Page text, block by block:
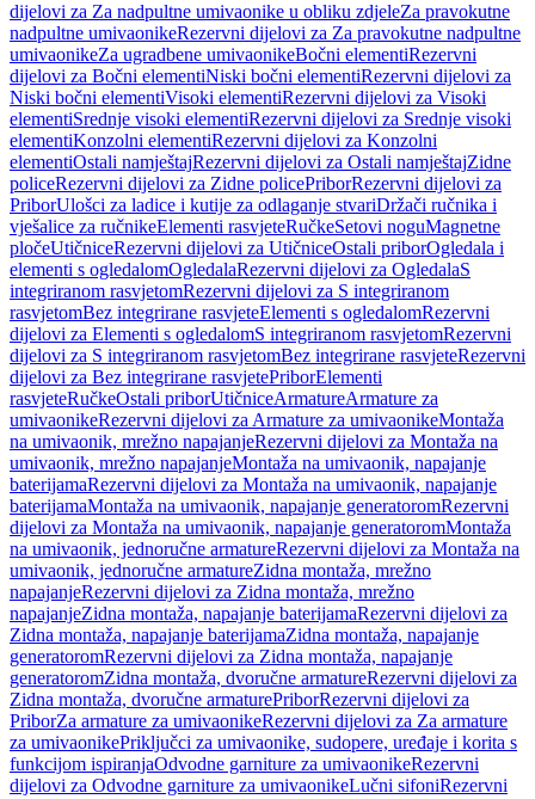
dijelovi za Za nadpultne umivaonike u obliku zdjeleZa pravokutne
nadpultne umivaonikeRezervni dijelovi za Za pravokutne nadpultne
umivaonikeZa ugradbene umivaonikeBočni elementiRezervni
dijelovi za Bočni elementiNiski bočni elementiRezervni dijelovi za
Niski bočni elementiVisoki elementiRezervni dijelovi za Visoki
elementiSrednje visoki elementiRezervni dijelovi za Srednje visoki
elementiKonzolni elementiRezervni dijelovi za Konzolni
elementiOstali namještajRezervni dijelovi za Ostali namještajZidne
policeRezervni dijelovi za Zidne policePriborRezervni dijelovi za
PriborUlošci za ladice i kutije za odlaganje stvariDržači ručnika i
vješalice za ručnikeElementi rasvjeteRučkeSetovi noguMagnetne
pločeUtičniceRezervni dijelovi za UtičniceOstali priborOgledala i
elementi s ogledalomOgledalaRezervni dijelovi za OgledalaS
integriranom rasvjetomRezervni dijelovi za S integriranom
rasvjetomBez integrirane rasvjeteElementi s ogledalomRezervni
dijelovi za Elementi s ogledalomS integriranom rasvjetomRezervni
dijelovi za S integriranom rasvjetomBez integrirane rasvjeteRezervni
dijelovi za Bez integrirane rasvjetePriborElementi
rasvjeteRučkeOstali priborUtičniceArmatureArmature za
umivaonikeRezervni dijelovi za Armature za umivaonikeMontaža
na umivaonik, mrežno napajanjeRezervni dijelovi za Montaža na
umivaonik, mrežno napajanjeMontaža na umivaonik, napajanje
baterijamaRezervni dijelovi za Montaža na umivaonik, napajanje
baterijamaMontaža na umivaonik, napajanje generatoromRezervni
dijelovi za Montaža na umivaonik, napajanje generatoromMontaža
na umivaonik, jednoručne armatureRezervni dijelovi za Montaža na
umivaonik, jednoručne armatureZidna montaža, mrežno
napajanjeRezervni dijelovi za Zidna montaža, mrežno
napajanjeZidna montaža, napajanje baterijamaRezervni dijelovi za
Zidna montaža, napajanje baterijamaZidna montaža, napajanje
generatoromRezervni dijelovi za Zidna montaža, napajanje
generatoromZidna montaža, dvoručne armatureRezervni dijelovi za
Zidna montaža, dvoručne armaturePriborRezervni dijelovi za
PriborZa armature za umivaonikeRezervni dijelovi za Za armature
za umivaonikePriključci za umivaonike, sudopere, uređaje i korita s
funkcijom ispiranjaOdvodne garniture za umivaonikeRezervni
dijelovi za Odvodne garniture za umivaonikeLučni sifoniRezervni